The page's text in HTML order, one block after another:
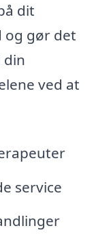
dit
og gør det
din
ved at
service